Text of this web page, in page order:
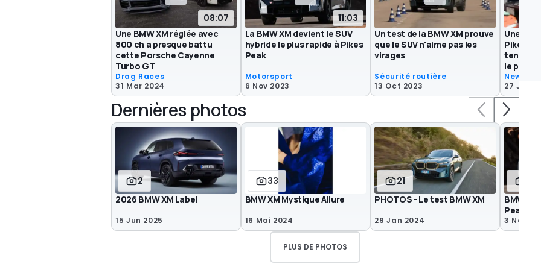
08:07
Une BMW XM réglée avec
800 ch a presque battu
cette Porsche Cayenne
Turbo GT
Drag Races
31 Mar 2024
11:03
La BMW XM devient le SUV
hybride le plus rapide à Pikes
Peak
Motorsport
6 Nov 2023
Un test de la BMW XM prouve
que le SUV n'aime pas les
virages
Sécurité routière
13 Oct 2023
Une
Pikes
tentative
le plus
News
27 Jun
Dernières photos
2
2026 BMW XM Label
15 Jun 2025
33
BMW XM Mystique Allure
16 Mai 2024
21
PHOTOS - Le test BMW XM
29 Jan 2024
BMW
Peak-
3 Nov
PLUS DE PHOTOS